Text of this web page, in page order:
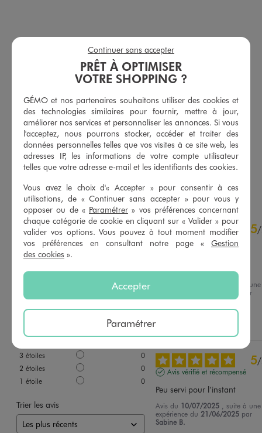
Polo à manches courtes en coton piqué femme
5/5 de moyenne
(5 avis)
AJOUTER
Short ample en viscose froissée femme
15,99 €
-50% sur le 2ème produit d'été
5/5 de moyenne
(13 avis)
4.8/ 5
avis soumis à un
5
3 étoiles
0
2 étoiles
0
1 étoile 0
Trier les avis
5/
Avis vérifié et récompensé
, suite à une
par
Christine C.
5/
Avis vérifié et récompensé
Peu servi pour l’instant
Avis du 10/07/2025
, suite à une
expérience du 21/06/2025 par
Sabine B.
PRÊT À OPTIMISER
VOTRE SHOPPING ?
GÉMO et nos partenaires souhaitons utiliser des cookies et
des technologies similaires pour fournir, mettre à jour,
améliorer nos services et personnaliser les annonces. Si vous
l'acceptez, nous pourrons stocker, accéder et traiter des
données personnelles telles que vos visites à ce site web, les
adresses IP, les informations de votre compte utilisateur
telles que votre adresse e-mail et les identifiants des cookies.
Vous avez le choix d'« Accepter » pour consentir à ces
utilisations, de « Continuer sans accepter » pour vous y
opposer ou de « Paramétrer » vos préférences concernant
chaque catégorie de cookie en cliquant sur « Valider » pour
valider vos options. Vous pouvez à tout moment modifier
vos préférences en consultant notre page « Gestion
des cookies ».
Accepter
Paramétrer
Continuer sans accepter